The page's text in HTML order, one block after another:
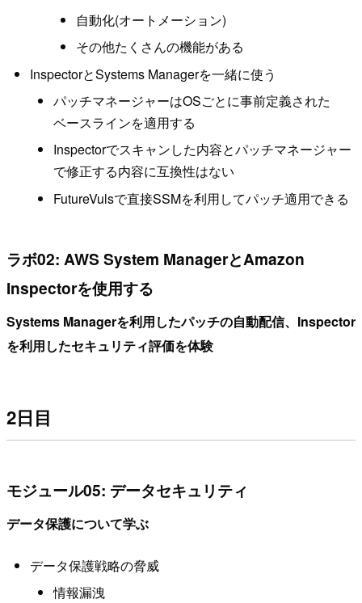
自動化(オートメーション)
その他たくさんの機能がある
InspectorとSystems Managerを一緒に使う
パッチマネージャーはOSごとに事前定義された
ベースラインを適用する
Inspectorでスキャンした内容とパッチマネージャー
で修正する内容に互換性はない
FutureVulsで直接SSMを利用してパッチ適用できる
ラボ02: AWS System ManagerとAmazon
Inspectorを使用する
Systems Managerを利用したパッチの自動配信、Inspector
を利用したセキュリティ評価を体験
2日目
モジュール05: データセキュリティ
データ保護について学ぶ
データ保護戦略の脅威
情報漏洩